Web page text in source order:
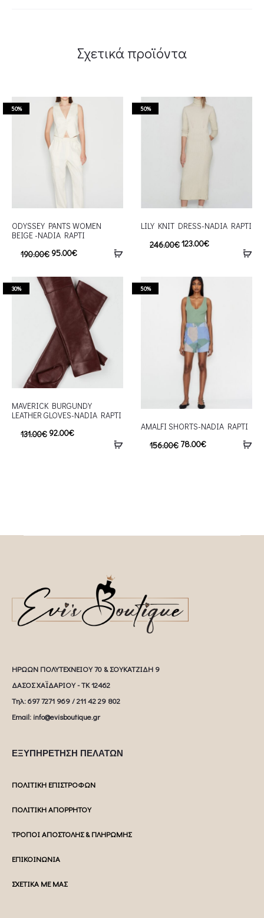
Σχετικά προϊόντα
50%
ODYSSEY PANTS WOMEN
BEIGE -NADIA RAPTI
190.00€ 95.00€
50%
LILY KNIT DRESS-NADIA RAPTI
246.00€123.00€
30%
MAVERICK BURGUNDY
LEATHER GLOVES-NADIA RAPTI
131.00€ 92.00€
50%
AMALFI SHORTS-NADIA RAPTI
156.00€ 78.00€
ΗΡΩΩΝ ΠΟΛΥΤΕΧΝΕΙΟΥ 70 & ΣΟΥΚΑΤΖΙΔΗ 9
ΔΑΣΟΣ ΧΑΪΔΑΡΙΟΥ - ΤΚ 12462
Tηλ: 697 7271 969 / 211 42 29 802
Email: info@evisboutique.gr
ΕΞΥΠΗΡΕΤΗΣΗ ΠΕΛΑΤΩΝ
ΠΟΛΙΤΙΚΗ ΕΠΙΣΤΡΟΦΩΝ
ΠΟΛΙΤΙΚΗ ΑΠΟΡΡΗΤΟΥ
ΤΡΟΠΟΙ ΑΠΟΣΤΟΛΗΣ & ΠΛΗΡΩΜΗΣ
ΕΠΙΚΟΙΝΩΝΙΑ
ΣΧΕΤΙΚΑ ΜΕ ΜΑΣ